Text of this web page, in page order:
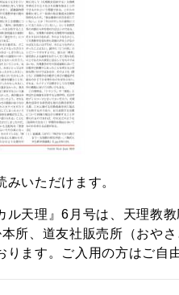
みいただけます。
ル天理』6月号は、天理教
所、道友社販売所（おや
ります。ご入用の方はご自